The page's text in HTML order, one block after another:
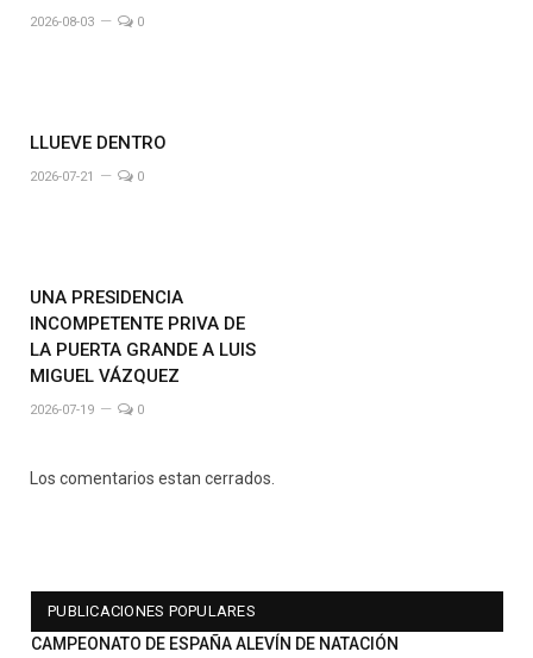
2026-08-03 0
LLUEVE DENTRO
2026-07-21 0
UNA PRESIDENCIA
INCOMPETENTE PRIVA DE
LA PUERTA GRANDE A LUIS
MIGUEL VÁZQUEZ
2026-07-19 0
Los comentarios estan cerrados.
PUBLICACIONES POPULARES
CAMPEONATO DE ESPAÑA ALEVÍN DE NATACIÓN